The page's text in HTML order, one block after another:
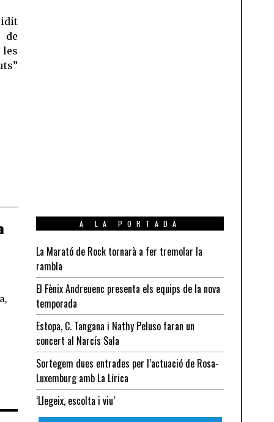
les
A LA PORTADA
La Marató de Rock tornarà a fer tremolar la
rambla
El Fènix Andreuenc presenta els equips de la nova
temporada
Estopa, C. Tangana i Nathy Peluso faran un
concert al Narcís Sala
Sortegem dues entrades per l’actuació de Rosa-
Luxemburg amb La Lírica
‘Llegeix, escolta i viu’